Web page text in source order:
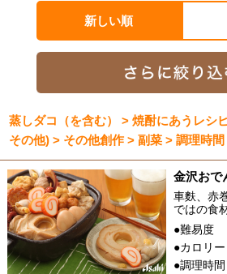
新しい順
蒸しダコ（を含む） > 焼酎にあうレシ
その他) > その他創作 > 副菜 > 調理時
金沢おで
車麩、赤
ではの食
●難易度
●カロリー
●調理時間